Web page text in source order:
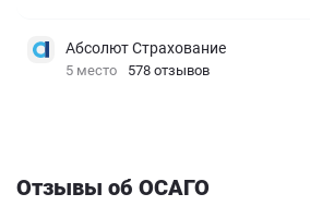
Абсолют Страхование
5 место 578 отзывов
Отзывы об ОСАГО